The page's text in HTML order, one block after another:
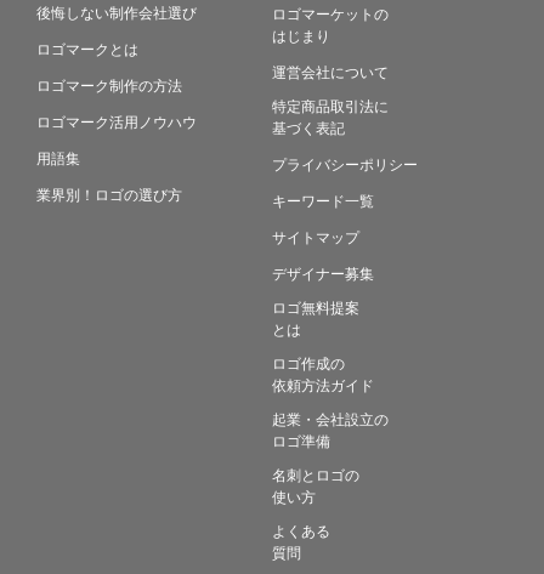
後悔しない制作会社選び
ロゴマークとは
ロゴマーク制作の方法
ロゴマーク活用ノウハウ
用語集
業界別！ロゴの選び方
ロゴマーケットの
はじまり
運営会社について
特定商品取引法に
基づく表記
プライバシーポリシー
キーワード一覧
サイトマップ
デザイナー募集
ロゴ無料提案
とは
ロゴ作成の
依頼方法ガイド
起業・会社設立の
ロゴ準備
名刺とロゴの
使い方
よくある
質問